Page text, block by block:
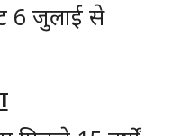
6 जुलाई से